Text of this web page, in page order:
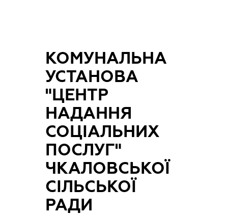
КОМУНАЛЬНА
УСТАНОВА
"ЦЕНТР
НАДАННЯ
СОЦІАЛЬНИХ
ПОСЛУГ"
ЧКАЛОВСЬКОЇ
СІЛЬСЬКОЇ
РАДИ